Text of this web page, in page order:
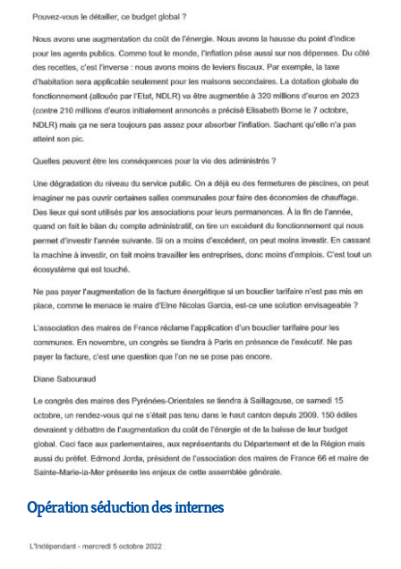
Opération séduction des internes